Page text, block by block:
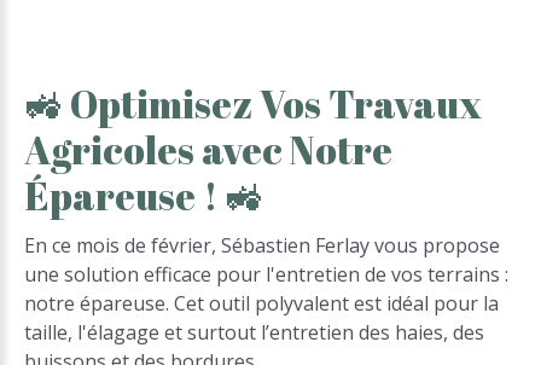
🚜 OptimisezVosTravaux
AgricolesavecNotre
Épareuse ! 🚜
En ce mois de février, Sébastien Ferlay vous propose
une solution efficace pour l'entretien de vos terrains :
notre épareuse. Cet outil polyvalent est idéal pour la
taille, l'élagage et surtout l’entretien des haies, des